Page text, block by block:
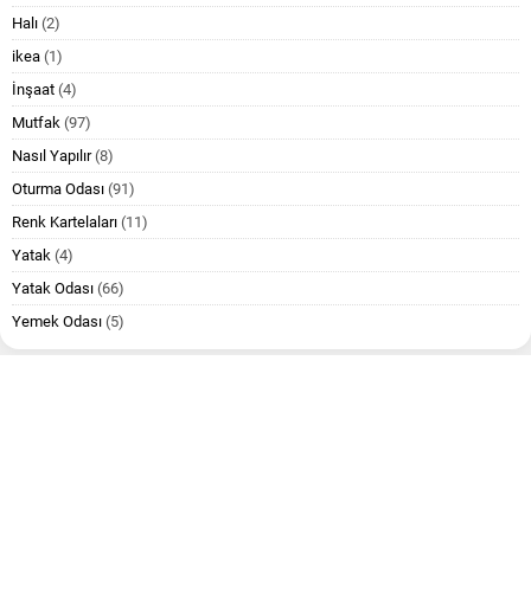
Halı (2)
ikea (1)
İnşaat (4)
Mutfak (97)
Nasıl Yapılır(8)
Oturma Odası (91)
Renk Kartelaları (11)
Yatak (4)
Yatak Odası (66)
Yemek Odası (5)